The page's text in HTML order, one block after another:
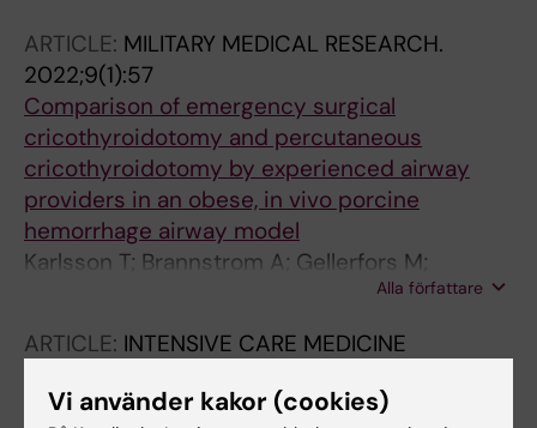
ARTICLE: MILITARY MEDICAL RESEARCH.
2022;9(1):57
Comparison of emergency surgical
cricothyroidotomy and percutaneous
cricothyroidotomy by experienced airway
providers in an obese, in vivo porcine
hemorrhage airway model
Karlsson T; Brannstrom A; Gellerfors M;
Alla författare
ARTICLE: INTENSIVE CARE MEDICINE
Evaluation of an extracorporeal ozone-based
Vi använder kakor (cookies)